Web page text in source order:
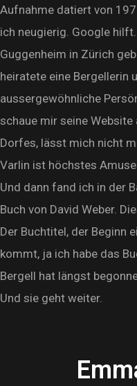
Aufnahme datiert von
ich neugierig. Google
Guggenheim in Zürich
heiratete eine Bergellerin
aussergewöhnliche
schaue mir seine Website
Dorfes, lässt mich nicht
Varlin ist höchstes
Und dann fand ich in der
Buch von David Weber.
Der Buchtitel, der Beginn
kommt, ja ich habe das
Bergell hat längst
Und sie geht weiter.